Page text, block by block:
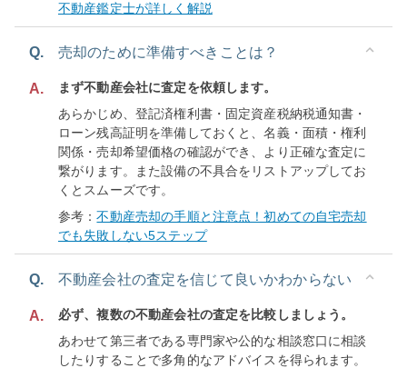
不動産鑑定士が詳しく解説
Q. 売却のために準備すべきことは？
A.
まず不動産会社に査定を依頼します。
あらかじめ、登記済権利書・固定資産税納税通知書・
ローン残高証明を準備しておくと、名義・面積・権利
関係・売却希望価格の確認ができ、より正確な査定に
繋がります。また設備の不具合をリストアップしてお
くとスムーズです。
参考：不動産売却の手順と注意点！初めての自宅売却
でも失敗しない5ステップ
Q. 不動産会社の査定を信じて良いかわからない
A.
必ず、複数の不動産会社の査定を比較しましょう。
あわせて第三者である専門家や公的な相談窓口に相談
したりすることで多角的なアドバイスを得られます。